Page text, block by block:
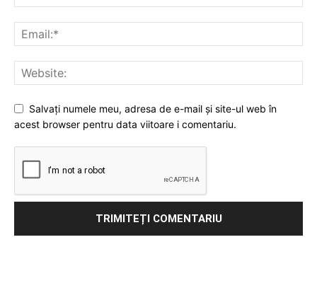
Salvați numele meu, adresa de e-mail și site-ul web în
acest browser pentru data viitoare i comentariu.